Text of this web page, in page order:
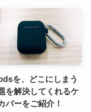
を、どこにしまう
を解決してくれるケ
バーをご紹介！